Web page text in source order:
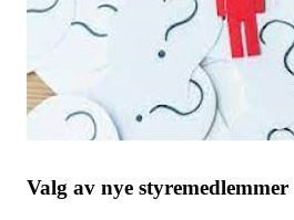
Valg av nye styremedlemmer